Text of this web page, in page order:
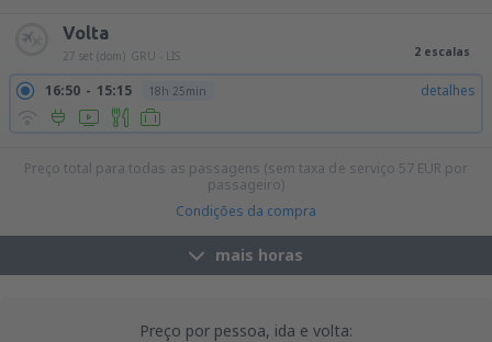
Volta
27 set (dom) GRU - LIS 2 escalas
16:50 15:15 18h 25min detalhes
Preço total para todas as passagens (sem taxa de serviço 57 EUR por
passageiro)
Condições da compra
mais horas
Preço por pessoa, ida e volta: